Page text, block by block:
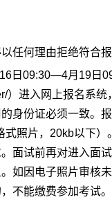
任何理由拒绝符合
日09:30—4月19日
）进入网上报名系
身份证必须一致。
照片，20kb以下
面试前再对进入面
如因电子照片审核
不能缴费参加考试。